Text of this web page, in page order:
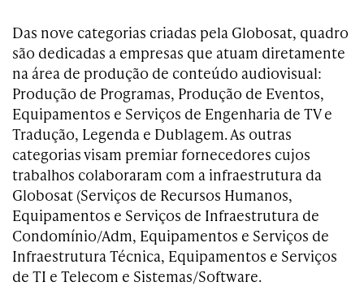
Das nove categorias criadas pela Globosat, quadro
são dedicadas a empresas que atuam diretamente
na área de produção de conteúdo audiovisual:
Produção de Programas, Produção de Eventos,
Equipamentos e Serviços de Engenharia de TV e
Tradução, Legenda e Dublagem. As outras
categorias visam premiar fornecedores cujos
trabalhos colaboraram com a infraestrutura da
Globosat (Serviços de Recursos Humanos,
Equipamentos e Serviços de Infraestrutura de
Condomínio/Adm, Equipamentos e Serviços de
Infraestrutura Técnica, Equipamentos e Serviços
de TI e Telecom e Sistemas/Software.